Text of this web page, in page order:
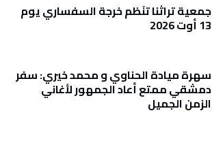
جمعية تراثنا تنَظم خرجة السفساري يوم
13 أوت 2026
سهرة ميادة الحناوي و محمد خيري: سفر
دمشقي ممتع أعاد الجمهور لأغاني
الزمن الجميل